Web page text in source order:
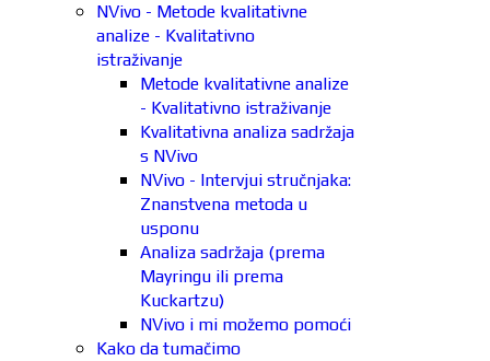
NVivo - Metode kvalitativne
analize - Kvalitativno
istraživanje
Metode kvalitativne analize
- Kvalitativno istraživanje
Kvalitativna analiza sadržaja
s NVivo
NVivo - Intervjui stručnjaka:
Znanstvena metoda u
usponu
Analiza sadržaja (prema
Mayringu ili prema
Kuckartzu)
NVivo i mi možemo pomoći
Kako da tumačimo